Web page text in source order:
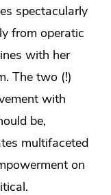
spectacularly
from operatic
with her
The two (!)
with
be,
multifaceted
on